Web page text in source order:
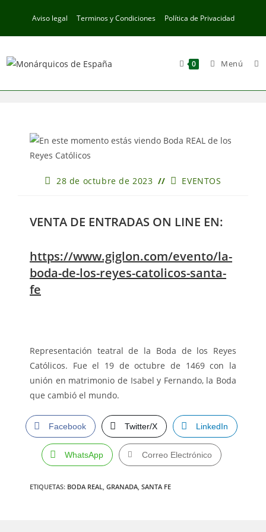
contenido
Aviso legal Terminos y Condiciones Política de Privacidad
0 Menú
Publicación
28 de octubre de 2023
Categoría
EVENTOS
VENTA DE ENTRADAS ON LINE EN:
https://www.giglon.com/evento/la-
boda-de-los-reyes-catolicos-santa-
fe
Representación teatral de la Boda de los Reyes
Católicos. Fue el 19 de octubre de 1469 con la
unión en matrimonio de Isabel y Fernando, la Boda
que cambió el mundo.
Facebook Twitter/X LinkedIn
WhatsApp Correo Electrónico
ETIQUETAS: BODA REAL, GRANADA, SANTA FE